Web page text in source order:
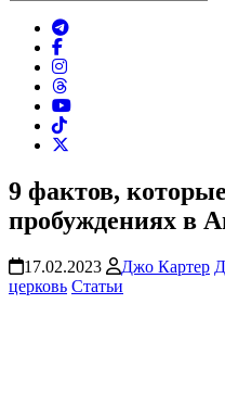
9 фактов,
пробуждениях в
17.02.2023 Джо Картер
церковь Статьи